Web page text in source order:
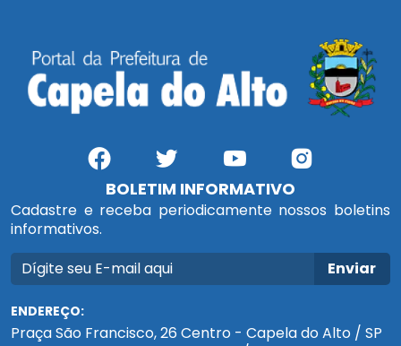
BOLETIM INFORMATIVO
Cadastre e receba periodicamente nossos boletins
informativos.
Enviar
ENDEREÇO:
Praça São Francisco, 26 Centro - Capela do Alto / SP